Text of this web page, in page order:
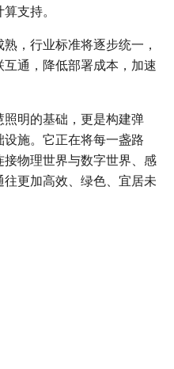
支持。
，行业标准将逐步统一，
通，降低部署成本，加速
明的基础，更是构建弹
施。它正在将每一盏路
物理世界与数字世界、感
更加高效、绿色、宜居未